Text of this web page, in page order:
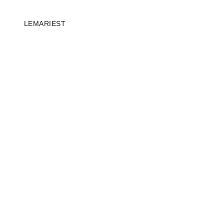
LEMARIEST